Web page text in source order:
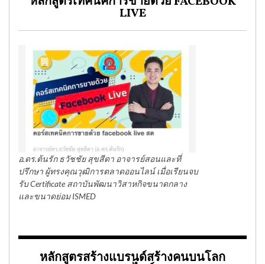
LIVE
อ.ดร.ต้นรัก ธวัชชัย สุขสีดา อาจารย์สอนและที่
ปรึกษา ผู้ทรงคุณวุฒิการตลาดออนไลน์ เมื่อเรียนจบ
รับ Certificate สถาบันพัฒนาวิสาหกิจขนาดกลาง
และขนาดย่อม ISMED
หลักสูตรสร้างแบรนด์สร้างคนบนโลก